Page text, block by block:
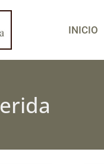
INICIO